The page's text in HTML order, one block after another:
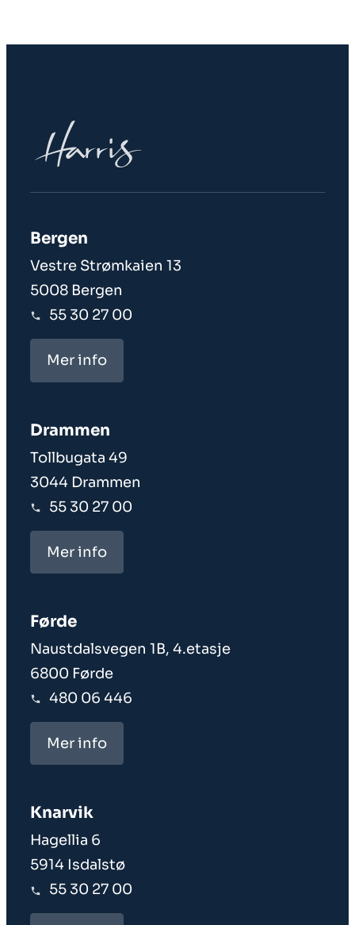
Bergen
Vestre Strømkaien 13
5008 Bergen
55 30 27 00
Mer info
Drammen
Tollbugata 49
3044 Drammen
55 30 27 00
Mer info
Førde
Naustdalsvegen 1B, 4.etasje
6800 Førde
480 06 446
Mer info
Knarvik
Hagellia 6
5914 Isdalstø
55 30 27 00